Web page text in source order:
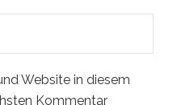
Website in diesem
Kommentar